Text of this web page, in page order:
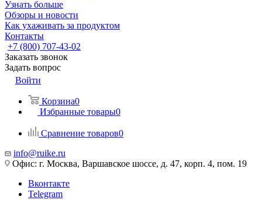
Узнать больше
Обзоры и новости
Как ухаживать за продуктом
Контакты
+7 (800) 707-43-02
Заказать звонок
Задать вопрос
Войти
Корзина0
Избранные товары0
Сравнение товаров0
info@ruike.ru
Офис: г. Москва, Варшавское шоссе, д. 47, корп. 4, пом. 19
Вконтакте
Telegram